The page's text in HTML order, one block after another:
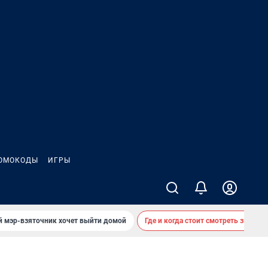
ИГРЫ
мэр-взяточник хочет выйти домой Где и когда стоит смотреть